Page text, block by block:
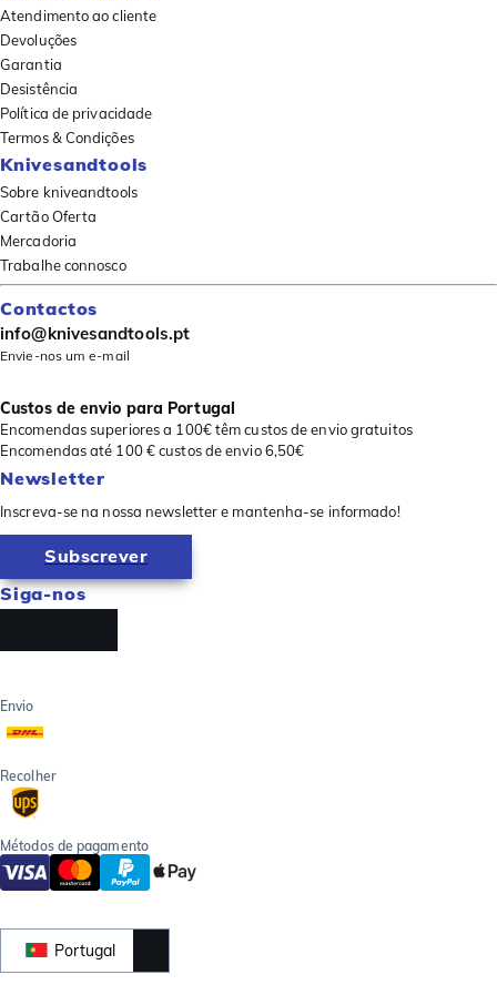
Atendimento ao cliente
Devoluções
Garantia
Desistência
Política de privacidade
Termos & Condições
Knivesandtools
Sobre kniveandtools
Cartão Oferta
Mercadoria
Trabalhe connosco
Contactos
info@knivesandtools.pt
Envie-nos um e-mail
Custos de envio para Portugal
Encomendas superiores a 100€ têm custos de envio gratuitos
Encomendas até 100 € custos de envio 6,50€
Newsletter
Inscreva-se na nossa newsletter e mantenha-se informado!
Subscrever
Siga-nos
Envio
Recolher
Métodos de pagamento
Portugal